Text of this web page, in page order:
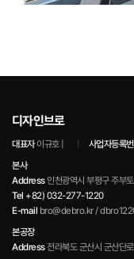
디자인브로
대표자이규호 | 사업자등록
본사
Address인천광역시 부평구 주부
Tel +82) 032-277-1220
E-mail bro@debro.kr /
본공장
Address전라북도 군산시 군산단